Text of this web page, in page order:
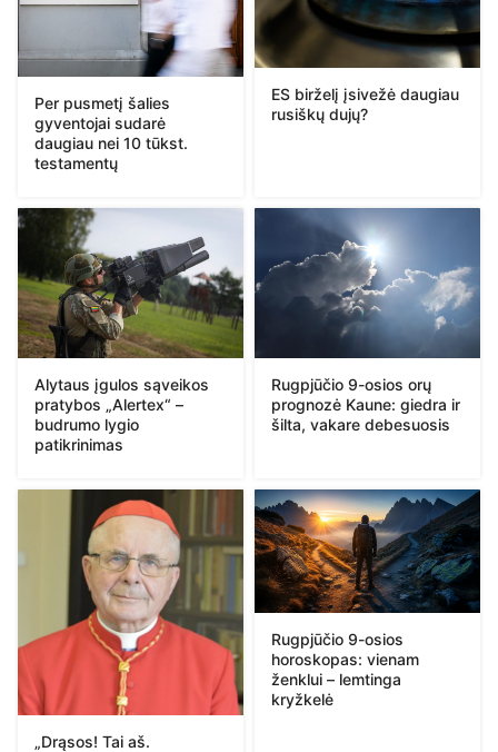
Per pusmetį šalies
gyventojai sudarė
daugiau nei 10 tūkst.
testamentų
ES birželį įsivežė daugiau
rusiškų dujų?
Alytaus įgulos sąveikos
pratybos „Alertex“ –
budrumo lygio
patikrinimas
Rugpjūčio 9-osios orų
prognozė Kaune: giedra ir
šilta, vakare debesuosis
„Drąsos! Tai aš.
Rugpjūčio 9-osios
horoskopas: vienam
ženklui – lemtinga
kryžkelė